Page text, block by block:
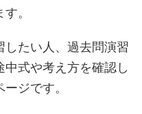
。
たい人、過去問演習
式や考え方を確認し
ジです。